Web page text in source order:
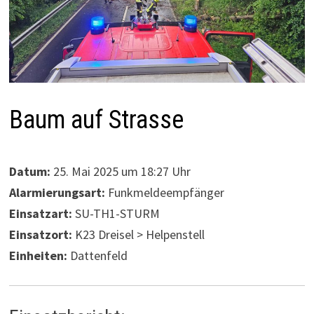
Baum auf Strasse
Datum: 25. Mai 2025 um 18:27 Uhr
Alarmierungsart: Funkmeldeempfänger
Einsatzart: SU-TH1-STURM
Einsatzort: K23 Dreisel > Helpenstell
Einheiten: Dattenfeld